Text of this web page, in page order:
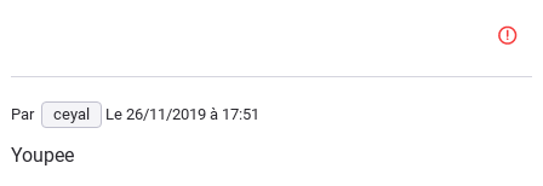
Par ceyal Le 26/11/2019 à 17:51
Youpee